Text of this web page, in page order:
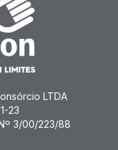
LTDA
23
3/00/223/88